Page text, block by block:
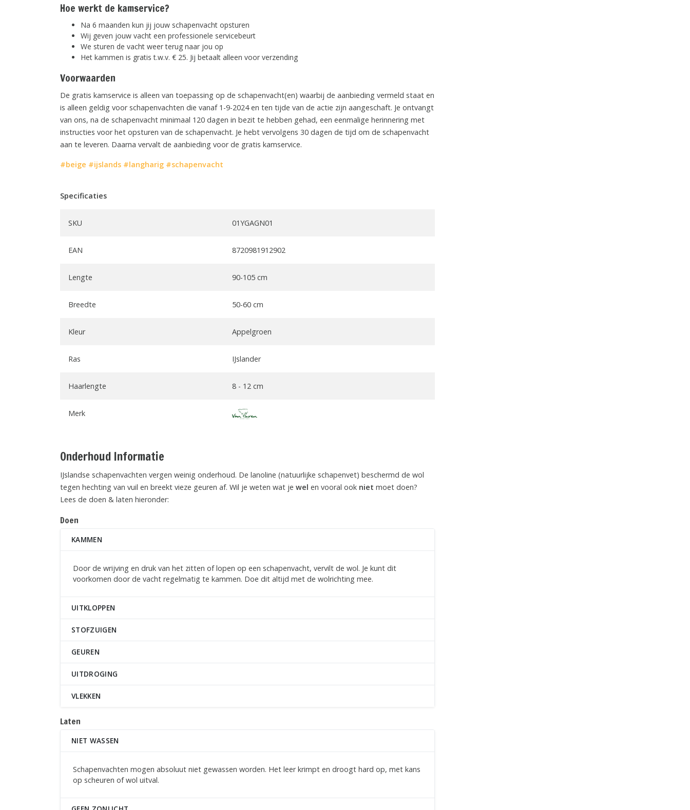
Hoe werkt de kamservice?
Na 6 maanden kun jij jouw schapenvacht opsturen
Wij geven jouw vacht een professionele servicebeurt
We sturen de vacht weer terug naar jou op
Het kammen is gratis t.w.v. € 25. Jij betaalt alleen voor verzending
Voorwaarden
De gratis kamservice is alleen van toepassing op de schapenvacht(en) waarbij de aanbieding vermeld staat en
is alleen geldig voor schapenvachten die vanaf 1-9-2024 en ten tijde van de actie zijn aangeschaft. Je ontvangt
van ons, na de schapenvacht minimaal 120 dagen in bezit te hebben gehad, een eenmalige herinnering met
instructies voor het opsturen van de schapenvacht. Je hebt vervolgens 30 dagen de tijd om de schapenvacht
aan te leveren. Daarna vervalt de aanbieding voor de gratis kamservice.
#beige #ijslands #langharig #schapenvacht
Specificaties
SKU 01YGAGN01
EAN 8720981912902
Lengte 90-105 cm
Breedte 50-60 cm
Kleur Appelgroen
Ras IJslander
Haarlengte 8 - 12 cm
Merk
Onderhoud Informatie
IJslandse schapenvachten vergen weinig onderhoud. De lanoline (natuurlijke schapenvet) beschermd de wol
tegen hechting van vuil en breekt vieze geuren af. Wil je weten wat je wel en vooral ook niet moet doen?
Lees de doen & laten hieronder:
Doen
KAMMEN
Door de wrijving en druk van het zitten of lopen op een schapenvacht, vervilt de wol. Je kunt dit
voorkomen door de vacht regelmatig te kammen. Doe dit altijd met de wolrichting mee.
UITKLOPPEN
STOFZUIGEN
GEUREN
UITDROGING
VLEKKEN
Laten
NIET WASSEN
Schapenvachten mogen absoluut niet gewassen worden. Het leer krimpt en droogt hard op, met kans
op scheuren of wol uitval.